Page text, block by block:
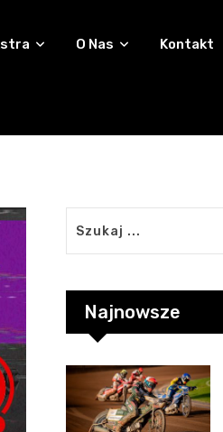
O Nas Kontakt
Najnowsze